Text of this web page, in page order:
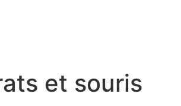
et souris